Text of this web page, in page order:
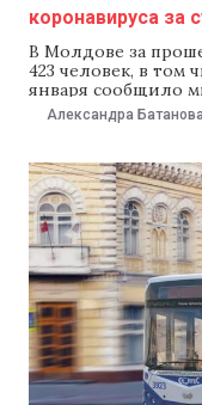
коронавируса за
В Молдове за
423 человек, в том
января сообщило
Таким образом,
увеличилось до
сделали 2422
Александра